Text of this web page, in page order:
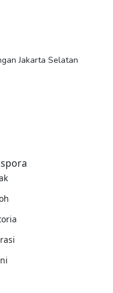
Jakarta Selatan